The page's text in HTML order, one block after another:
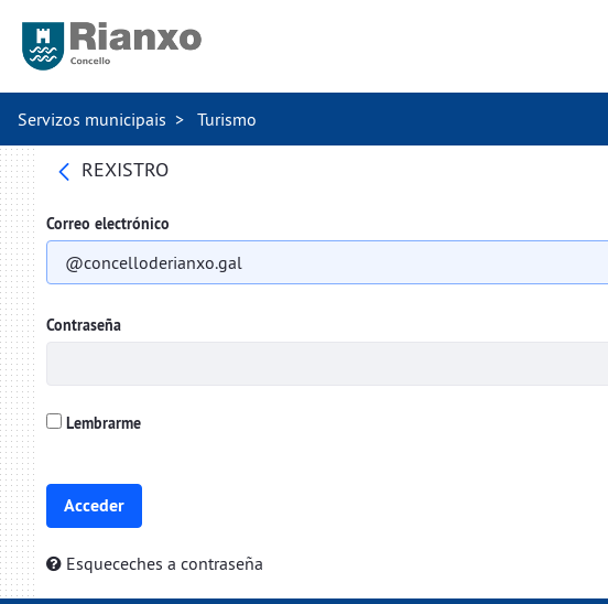
Servizos municipais Turismo
REXISTRO
Correo electrónico
Contraseña
Lembrarme
Acceder
Esqueceches a contraseña